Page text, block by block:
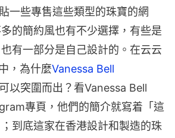
一些專售這些類型的珠寶的網
的簡約風也有不少選擇，有些是
有一部分是自己設計的。在云云
，為什麼Vanessa Bell
可以突圍而出？看Vanessa Bell
專頁，他們的簡介就寫着「這
到底這家在香港設計和製造的珠